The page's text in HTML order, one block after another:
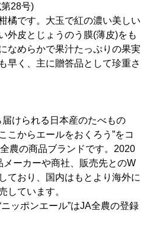
28号)
橘です。大玉で紅の濃い美しい
外皮とじょうのう膜(薄皮)をも
なめらかで果汁たっぷりの果実
早く、主に贈答品として珍重さ
けられる日本産のたべもの
こからエールをおくろう”をコ
農の商品ブランドです。2020
ーカーや商社、販売先とのW
ており、国内はもとより海外に
しています。
ッポンエール”はJA全農の登録